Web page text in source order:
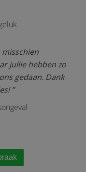
misschien
jullie hebben zo
gedaan. Dank